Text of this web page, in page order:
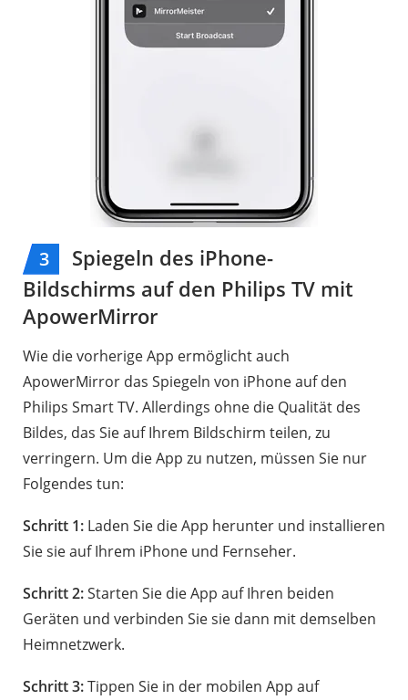
3
Spiegeln des iPhone-
Bildschirms auf den Philips TV mit
ApowerMirror
Wie die vorherige App ermöglicht auch
ApowerMirror das Spiegeln von iPhone auf den
Philips Smart TV. Allerdings ohne die Qualität des
Bildes, das Sie auf Ihrem Bildschirm teilen, zu
verringern. Um die App zu nutzen, müssen Sie nur
Folgendes tun:
Schritt 1: Laden Sie die App herunter und installieren
Sie sie auf Ihrem iPhone und Fernseher.
Schritt 2:Starten Sie die App auf Ihren beiden
Geräten und verbinden Sie sie dann mit demselben
Heimnetzwerk.
Schritt 3:Tippen Sie in der mobilen App auf